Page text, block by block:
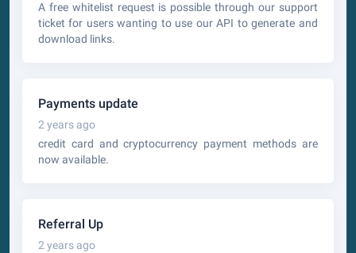
A free whitelist request is possible through our support
ticket for users wanting to use our API to generate and
download links.
Payments update
2 years ago
credit card and cryptocurrency payment methods are
now available.
Referral Up
2 years ago